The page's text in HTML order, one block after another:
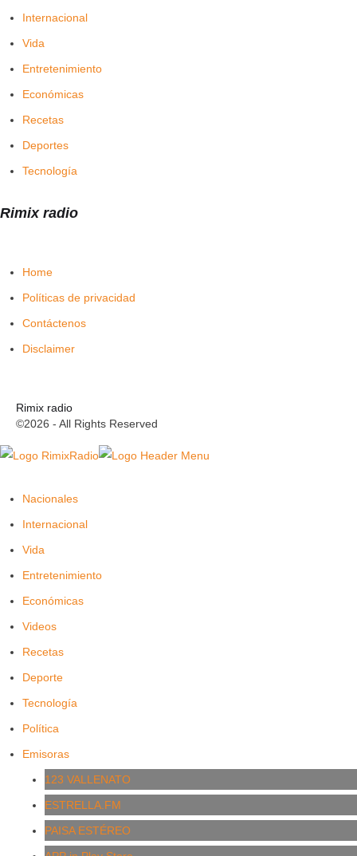
Rimix radio
Home
Políticas de privacidad
Contáctenos
Disclaimer
Internacional
Vida
Entretenimiento
Económicas
Recetas
Deportes
Tecnología
Rimix radio
©2026 - All Rights Reserved
Nacionales
Internacional
Vida
Entretenimiento
Económicas
Videos
Recetas
Deporte
Tecnología
Política
Emisoras
123 VALLENATO
ESTRELLA.FM
PAISA ESTÉREO